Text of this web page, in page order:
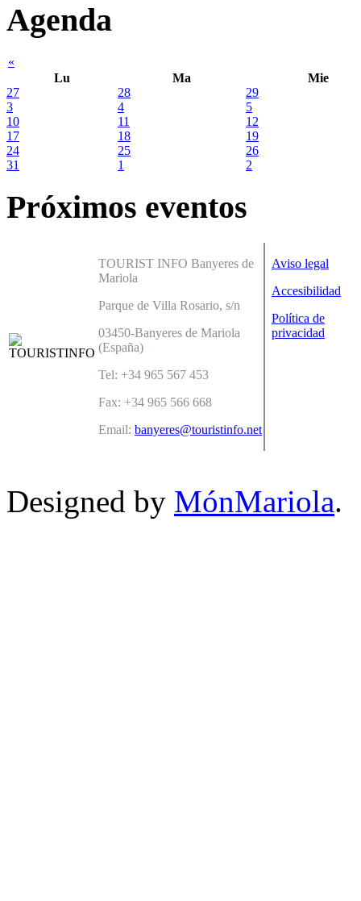
Agenda
«
Lu
Ma
Mie
27
28
29
3
4
5
10
11
12
17
18
19
24
25
26
31
1 2
Próximos eventos
TOURIST INFO Banyeres de
Mariola
Parque de Villa Rosario, s/n
03450-Banyeres de Mariola
(España)
Tel: +34 965 567 453
Fax: +34 965 566 668
Email: banyeres@touristinfo.net
Aviso legal
Accesibilidad
Política de
privacidad
Designed by MónMariola.